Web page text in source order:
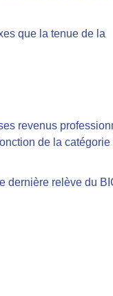
que la tenue de la
revenus
de la catégorie
dernière relève du